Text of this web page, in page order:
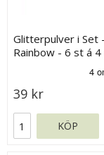
Glitterpulver i Set
Rainbow - 6 st á 4
39 kr
KÖP